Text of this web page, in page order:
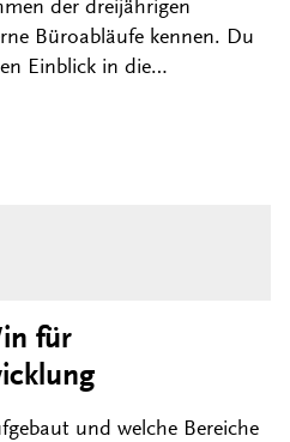
der dreijährigen
Büroabläufe kennen. Du
Einblick in die…
für
und welche Bereiche